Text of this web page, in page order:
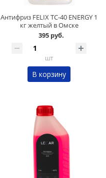
Антифриз FELIX ТС-40 ENERGY 1
кг желтый в Омске
395 руб.
шт
В корзину